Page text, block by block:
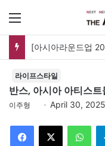
메뉴
라이프스타일
반스, 아시아 아티스
이주형 April 30, 2025
Facebook
X